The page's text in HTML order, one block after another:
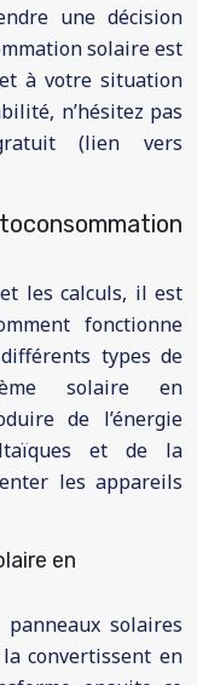
une décision
solaire est
à votre situation
n’hésitez pas
(lien vers
les calculs, il est
fonctionne
types de
solaire en
de l’énergie
et de la
les appareils
en
solaires
convertissent en